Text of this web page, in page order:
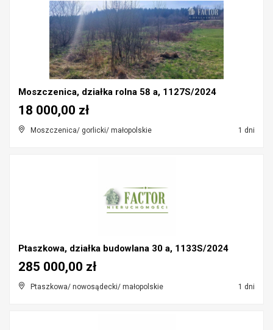
Moszczenica, działka rolna 58 a, 1127S/2024
Moszczenica/ gorlicki/ małopolskie 1 dni
18 000,00 zł
Ptaszkowa, działka budowlana 30 a, 1133S/2024
Ptaszkowa/ nowosądecki/ małopolskie 1 dni
285 000,00 zł